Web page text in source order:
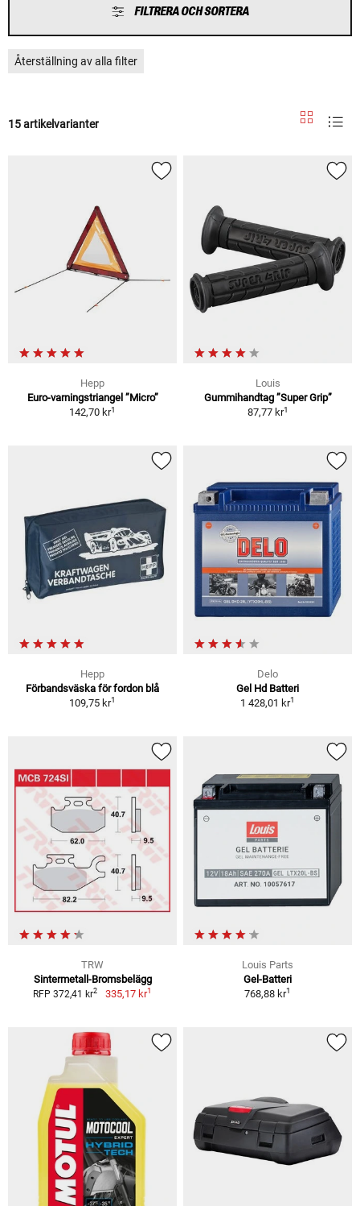
FILTRERA OCH SORTERA
Återställning av alla filter
15 artikelvarianter
Hepp
Euro-varningstriangel ”Micro”
142,70 kr1
Louis
Gummihandtag ”Super Grip”
87,77 kr1
Hepp
Förbandsväska för fordon blå
109,75 kr1
Delo
Gel Hd Batteri
1 428,01 kr1
TRW
Sintermetall-Bromsbelägg
RFP 372,41 kr2 335,17 kr1
Louis Parts
Gel-Batteri
768,88 kr1